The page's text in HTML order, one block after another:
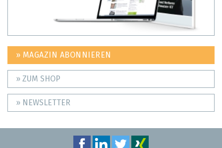
» MAGAZIN ABONNIEREN
» ZUM SHOP
» NEWSLETTER